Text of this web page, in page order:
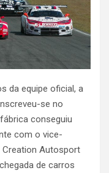
da equipe oficial, a
se no
conseguiu
com o vice-
Creation Autosport
de carros